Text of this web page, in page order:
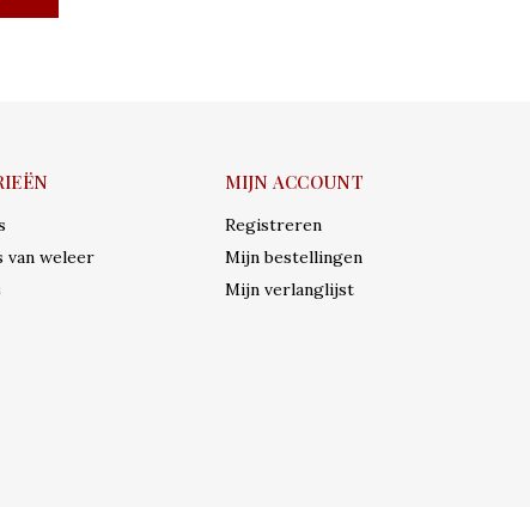
van weleer
MIJN ACCOUNT
Registreren
Mijn bestellingen
Mijn verlanglijst